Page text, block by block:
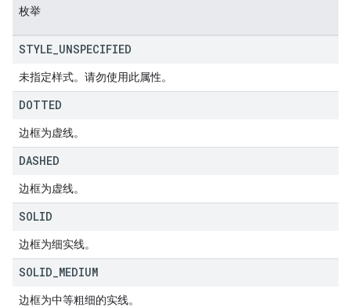
枚举
STYLE UNSPECIFIED
未指定样式。请勿使用此属性。
DOTTED
边框为虚线。
DASHED
边框为虚线。
SOLID
边框为细实线。
SOLID MEDIUM
边框为中等粗细的实线。